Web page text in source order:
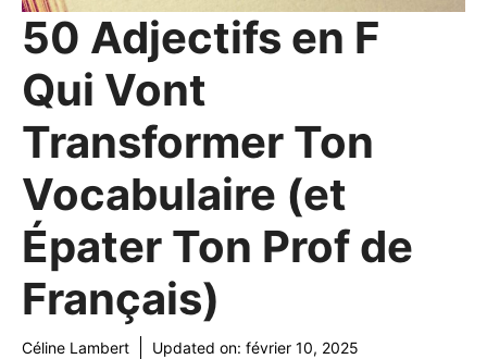
50 Adjectifs en F
Qui Vont
Transformer Ton
Vocabulaire (et
Épater Ton Prof de
Français)
Céline Lambert Updated on: février 10, 2025